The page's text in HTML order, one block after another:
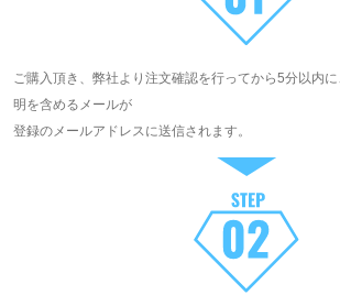
ご購入頂き、弊社より注文確認を行ってから5分以内
明を含めるメールが
登録のメールアドレスに送信されます。